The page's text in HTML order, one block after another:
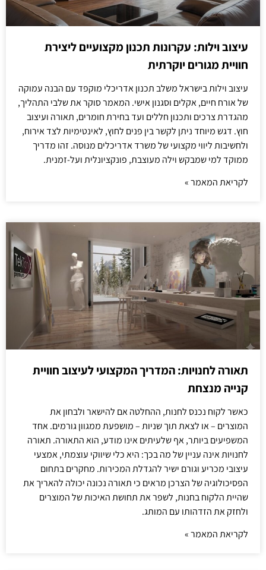
עיצוב וילות: עקרונות תכנון מקצועיים ליצירת
חוויית מגורים יוקרתית
עיצוב וילות בישראל משלב תכנון אדריכלי מוקפד עם הבנה עמוקה
של אורח חיים, אקלים וסגנון אישי. המאמר סוקר את שלבי התהליך,
מהגדרת צרכים ותכנון חללים ועד בחירת חומרים, תאורה ועיצוב
חוץ. דגש מיוחד ניתן לקשר בין פנים לחוץ, לאינטימיות לצד אירוח,
ולחשיבות ליווי מקצועי של משרד אדריכלים מנוסה. זהו מדריך
ממוקד למי שמבקש וילה מעוצבת, פונקציונלית ועל-זמנית.
לקריאת המאמר »
תאורה לחנויות: המדריך המקצועי לעיצוב חוויית
קנייה מנצחת
כאשר לקוח נכנס לחנות, ההחלטה אם להישאר ולבחון את
המוצרים – או לצאת תוך שניות – מושפעת ממגוון גורמים. אחד
המשפיעים ביותר, אף שלעיתים אינו מודע, הוא התאורה. תאורה
לחנויות אינה עניין של מה בכך: היא כלי שיווקי עוצמתי, אמצעי
עיצובי מכריע וגורם ישיר להגדלת המכירות. מחקרים בתחום
הפסיכולוגיה של הצרכן מראים כי תאורה נכונה יכולה להאריך את
שהיית הלקוח בחנות, לשפר את תחושת האיכות של המוצרים
ולחזק את הזדהותו עם המותג.
לקריאת המאמר »